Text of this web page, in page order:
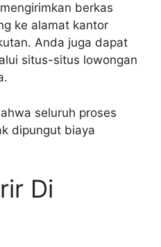
berkas
ke alamat kantor
Anda juga dapat
situs-situs lowongan
seluruh proses
dipungut biaya
Di